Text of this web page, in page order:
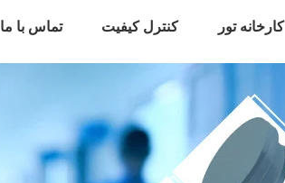
کارخانه تور کنترل کیفیت تماس با ما